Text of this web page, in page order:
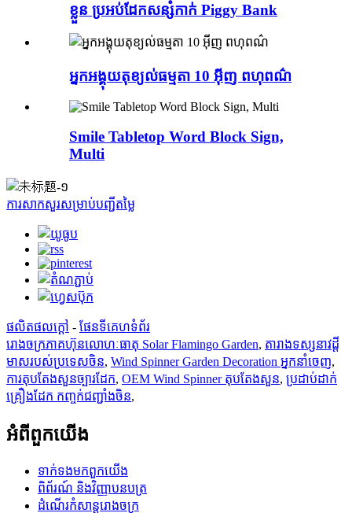
ខ្លួន ប្រអប់ដែកសន្សំកាក់ Piggy Bank
អ្នកអង្គុយតុខ្យល់ធម្មតា 10 អ៊ីញ ពហុពណ៌
Smile Tabletop Word Block Sign,
Multi
ការសាកសួរសម្រាប់បញ្ជីតម្លៃ
ផលិតផលក្តៅ - ផែនទីគេហទំព័រ
រោងចក្រ​ភាគហ៊ុន​លោហៈធាតុ Solar Flamingo Garden, តារាងទស្សនាវដ្តី
មាសរបស់ប្រទេសចិន, Wind Spinner Garden Decoration អ្នកនាំចេញ,
ការតុបតែងសួនច្បារដែក, OEM Wind Spinner តុបតែងសួន, ប្រដាប់ដាក់
គ្រឿងដែក កញ្ចក់ជញ្ជាំងចិន,
អំពី​ពួក​យើង
ទាក់ទង​មក​ពួក​យើង
ពិព័រណ៍ និងវិញ្ញាបនបត្រ
ដំណើរកំសាន្តរោងចក្រ